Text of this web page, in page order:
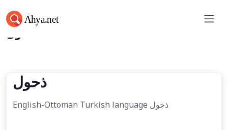
ذحول
ذحول
English-Ottoman Turkish language ذحول